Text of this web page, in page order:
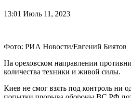
13:01 Июль 11, 2023
Фото: РИА Новости/Евгений Биятов
На ореховском направлении
количества техники и живой силы.
Киев не смог взять под контроль ни